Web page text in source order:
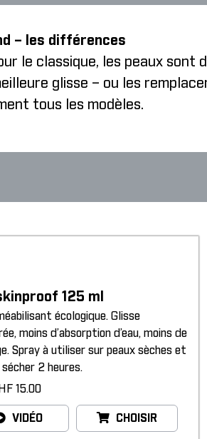
– les différences
le classique, les peaux sont
glisse – ou les
tous les modèles.
125 ml
écologique. Glisse
moins d’absorption d’eau, moins de
Spray à utiliser sur peaux sèches et
sécher 2 heures.
15.00
VIDÉO CHOISIR